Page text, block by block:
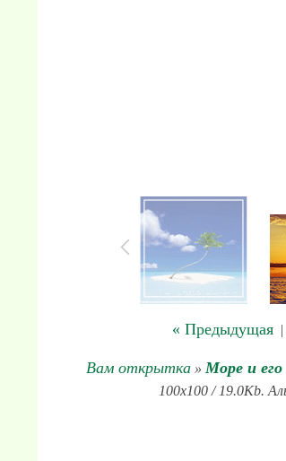
« Предыдущая|
Вам открытка» Море и
100x100 / 19.0Kb.